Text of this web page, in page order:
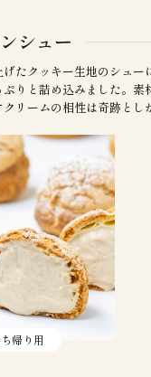
シュー
たクッキー生地のシュ
りと詰め込みました。素
リームの相性は奇跡とし
帰り用